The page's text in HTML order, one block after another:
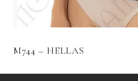
M744 – HELLAS